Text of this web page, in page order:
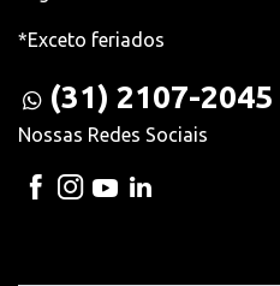
*Exceto feriados
(31) 2107-2045
Nossas Redes Sociais